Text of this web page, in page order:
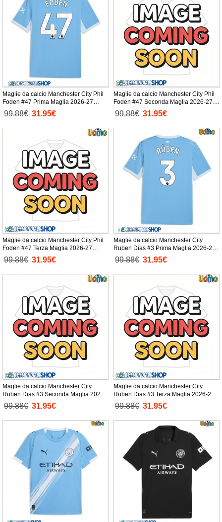
Maglie da calcio Manchester City Phil
Foden #47 Prima Maglia 2026-27
Manica Corta
99.88€ 31.95€
Maglie da calcio Manchester City Phil
Foden #47 Seconda Maglia 2026-27
Manica Corta
99.88€ 31.95€
Maglie da calcio Manchester City Phil
Foden #47 Terza Maglia 2026-27
Manica Corta
99.88€ 31.95€
Maglie da calcio Manchester City
Ruben Dias #3 Prima Maglia 2026-27
Manica Corta
99.88€ 31.95€
Maglie da calcio Manchester City
Ruben Dias #3 Seconda Maglia 2026-
27 Manica Corta
99.88€ 31.95€
Maglie da calcio Manchester City
Ruben Dias #3 Terza Maglia 2026-27
Manica Corta
99.88€ 31.95€